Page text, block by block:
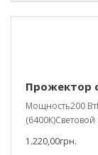
Прожектор
Мощность200
1.220,00грн.